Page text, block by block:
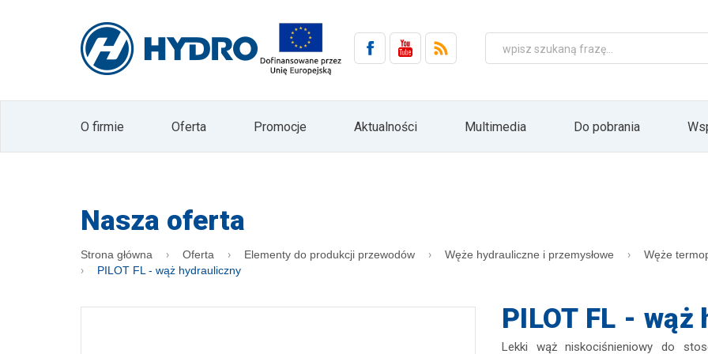
O firmie Oferta Promocje Aktualności Multimedia Do pobrania
Nasza oferta
Strona główna Oferta Elementy do produkcji przewodów Węże hydrauliczne i przemysłowe Węże
PILOT FL - wąż hydrauliczny
PILOT FL -
Lekki wąż niskociśnieniowy do
Administratorem Pani/Pana danych osobowych jest firma HYDRO ZNPHS Sp. z o.o. z siedzibą w Bielsku-Białej, ul.
osobowych w postaci adresu mailowego odbywa się w oparciu o Art. 6 ust. 1 lit. a) RODO wyłącznie w związku z
HYDRO. Dane nie będą przekazywane innym podmiotom, ani nie będą podlegać profilowaniu i zautomatyzowanemu
czasu wyrażenia sprzeciwu wobec ich przetwarzania lub wycofania zgody. Ponadto przysługuje Pani/Panu prawo
formie newslettera. W każdym momencie może Pani/Pan realizować swoje prawa poprzez przesłanie informacji do
Pani/Pan wycofać zgodę poprzez naciśnięcie przycisku "Rezygnacja" bezpośrednio z poziomu przesyłanych